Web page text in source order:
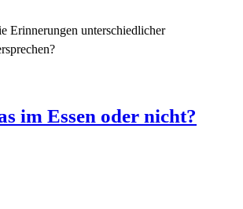
Erinnerungen unterschiedlicher
im Essen oder nicht?